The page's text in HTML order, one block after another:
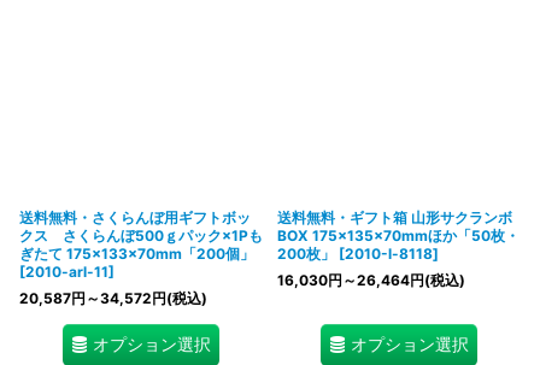
送料無料・さくらんぼ用ギフトボッ
クス さくらんぼ500ｇパック×1Pも
ぎたて 175×133×70mm「200個」
[2010-arl-11]
20,587円 ～34,572円(税込)
オプション選択
送料無料・ギフト箱 山形サクランボ
BOX 175×135×70mmほか「50枚・
200枚」
[2010-l-8118]
16,030円 ～26,464円(税込)
オプション選択